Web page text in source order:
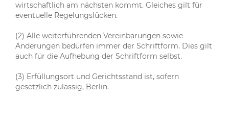
wirtschaftlich am nächsten kommt. Gleiches gilt für
eventuelle Regelungslücken.
(2) Alle weiterführenden Vereinbarungen sowie
Änderungen bedürfen immer der Schriftform. Dies gilt
auch für die Aufhebung der Schriftform selbst.
(3) Erfüllungsort und Gerichtsstand ist, sofern
gesetzlich zulässig, Berlin.